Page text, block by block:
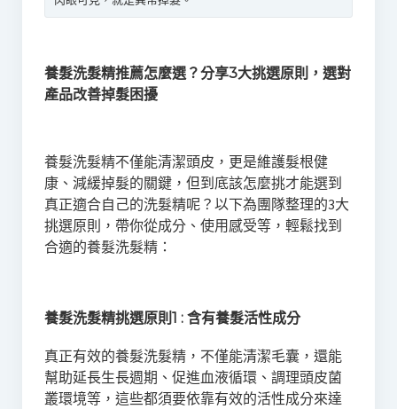
養髮洗髮精推薦怎麼選？分享3大挑選原則，選對
產品改善掉髮困擾
養髮洗髮精不僅能清潔頭皮，更是維護髮根健
康、減緩掉髮的關鍵，但到底該怎麼挑才能選到
真正適合自己的洗髮精呢？以下為團隊整理的3大
挑選原則，帶你從成分、使用感受等，輕鬆找到
合適的養髮洗髮精：
養髮洗髮精挑選原則1 : 含有養髮活性成分
真正有效的養髮洗髮精，不僅能清潔毛囊，還能
幫助延長生長週期、促進血液循環、調理頭皮菌
叢環境等，這些都須要依靠有效的活性成分來達